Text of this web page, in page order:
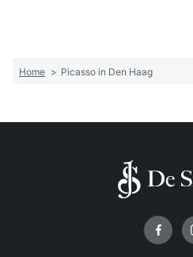
Home > Picasso in Den Haag